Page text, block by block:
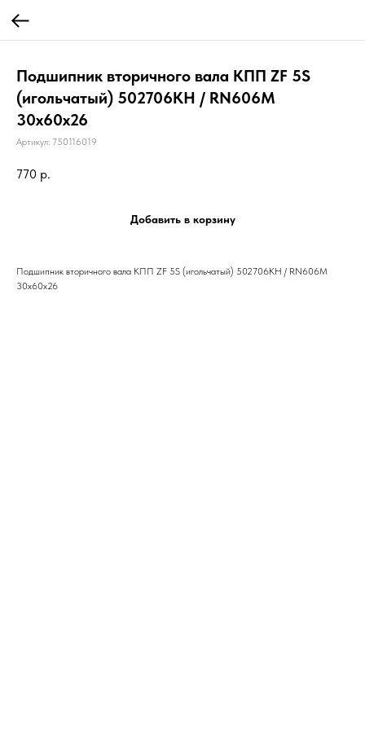
Подшипник вторичного вала КПП ZF 5S
(игольчатый) 502706KH / RN606M
30x60x26
Артикул: 750116019
770 р.
Добавить в корзину
Подшипник вторичного вала КПП ZF 5S (игольчатый) 502706KH / RN606M
30x60x26